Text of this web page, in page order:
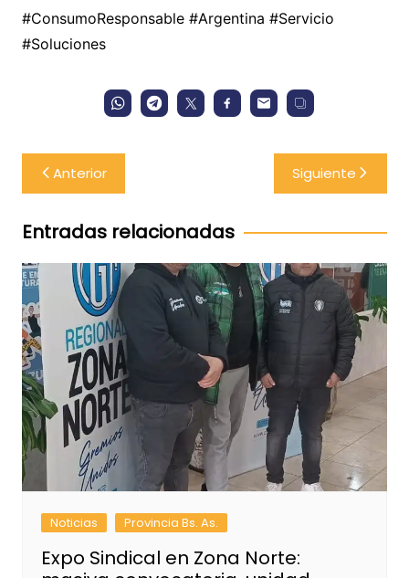
#ConsumoResponsable #Argentina #Servicio
#Soluciones
Navegación
de
entradas
Anterior Siguiente
Entradas relacionadas
Noticias Provincia Bs. As.
Expo Sindical en Zona Norte: